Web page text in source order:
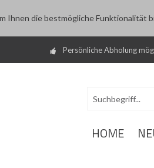
Ihnen die bestmögliche Funktionalität
Persönliche Abholung
HOME